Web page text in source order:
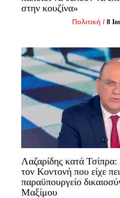
στην κουζίνα»
Πολιτική / 8
Λαζαρίδης κατά
τον Κοντονή που είχε
παραϋπουργείο
Μαξίμου